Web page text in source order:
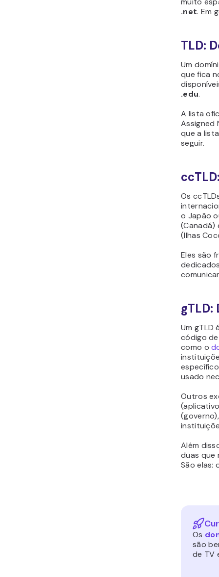
.net. Em
TLD:
Um
que fica
.edu.
A lista
Assigned
que a
seguir.
Os
o Japão
(Canadá)
(Ilhas
Eles são
gTLD:
Um gTLD
código
como o
usado
Outros
Além
duas que
São elas:
Os
são
de TV